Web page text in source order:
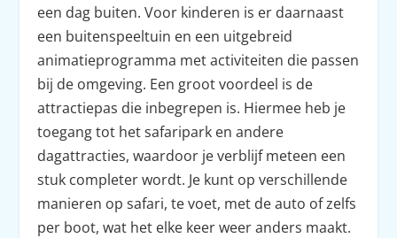
een dag buiten. Voor kinderen is er daarnaast
een buitenspeeltuin en een uitgebreid
animatieprogramma met activiteiten die passen
bij de omgeving. Een groot voordeel is de
attractiepas die inbegrepen is. Hiermee heb je
toegang tot het safaripark en andere
dagattracties, waardoor je verblijf meteen een
stuk completer wordt. Je kunt op verschillende
manieren op safari, te voet, met de auto of zelfs
per boot, wat het elke keer weer anders maakt.